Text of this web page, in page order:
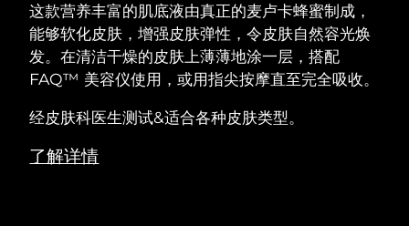
这款营养丰富的肌底液由真正的麦卢卡蜂蜜制成，
能够软化皮肤，增强皮肤弹性，令皮肤自然容光焕
发。在清洁干燥的皮肤上薄薄地涂一层，搭配
FAQ™ 美容仪使用，或用指尖按摩直至完全吸收。
经皮肤科医生测试&适合各种皮肤类型。
了解详情